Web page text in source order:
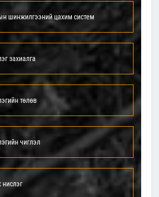
шинжилгээний цахим систем
захиалга
төлөв
чиглэл